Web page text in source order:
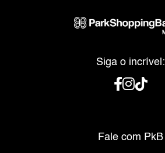
Siga o incrível:
Fale com PkB